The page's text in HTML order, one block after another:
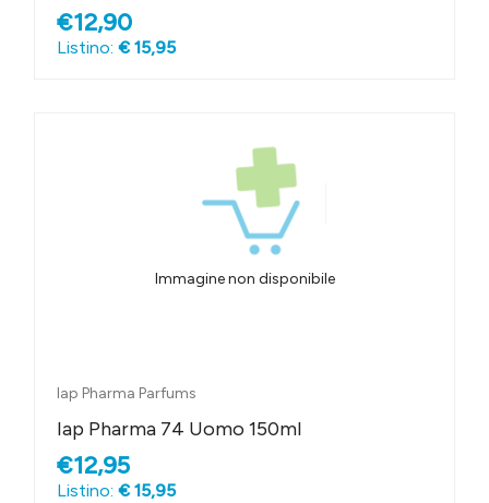
€12,90
Listino: € 15,95
Immagine non disponibile
Iap Pharma Parfums
Iap Pharma 74 Uomo 150ml
€12,95
Listino: € 15,95